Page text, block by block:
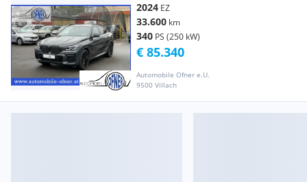
2024 EZ
33.600 km
340 PS (250 kW)
Automobile Ofner e.U.
9500 Villach
€ 85.340